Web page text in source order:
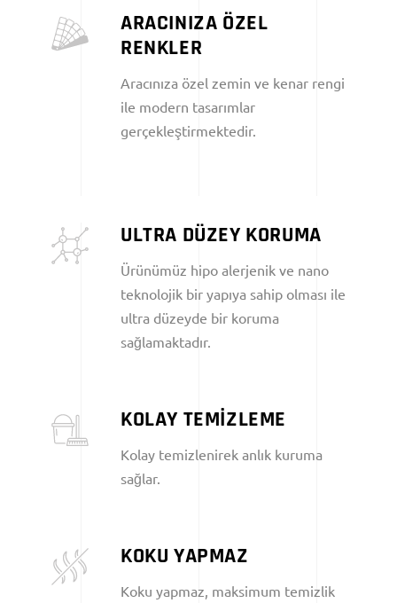
ARACINIZA ÖZEL
RENKLER
Aracınıza özel zemin ve kenar rengi
ile modern tasarımlar
gerçekleştirmektedir.
ULTRA DÜZEY KORUMA
Ürünümüz hipo alerjenik ve nano
teknolojik bir yapıya sahip olması ile
ultra düzeyde bir koruma
sağlamaktadır.
KOLAY TEMİZLEME
Kolay temizlenirek anlık kuruma
sağlar.
KOKU YAPMAZ
Koku yapmaz, maksimum temizlik